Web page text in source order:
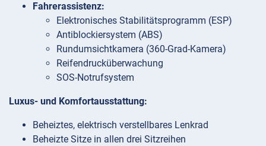
Fahrerassistenz:
Elektronisches Stabilitätsprogramm (ESP)
Antiblockiersystem (ABS)
Rundumsichtkamera (360-Grad-Kamera)
Reifendrucküberwachung
SOS-Notrufsystem
Luxus- und Komfortausstattung:
Beheiztes, elektrisch verstellbares Lenkrad
Beheizte Sitze in allen drei Sitzreihen